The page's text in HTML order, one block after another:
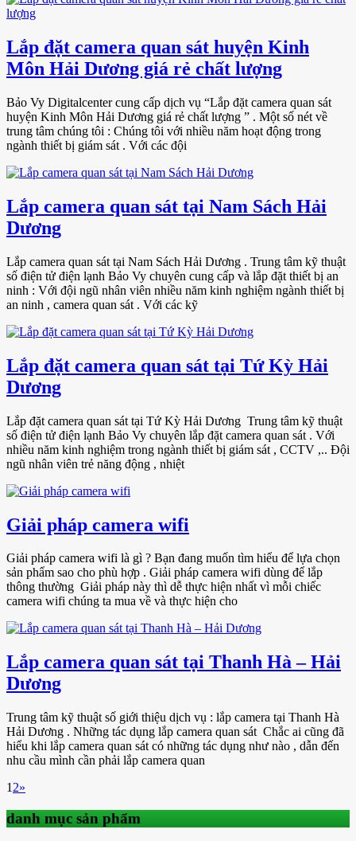
Lắp đặt camera quan sát huyện Kinh
Môn Hải Dương giá rẻ chất lượng
Bảo Vy Digitalcenter cung cấp dịch vụ “Lắp đặt camera quan sát
huyện Kinh Môn Hải Dương giá rẻ chất lượng ” . Một số nét về
trung tâm chúng tôi : Chúng tôi với nhiều năm hoạt động trong
ngành thiết bị giám sát . Với các đội
Lắp camera quan sát tại Nam Sách Hải
Dương
Lắp camera quan sát tại Nam Sách Hải Dương . Trung tâm kỹ thuật
số điện tử điện lạnh Bảo Vy chuyên cung cấp và lắp đặt thiết bị an
ninh : Với đội ngũ nhân viên nhiều năm kinh nghiệm ngành thiết bị
an ninh , camera quan sát . Với các kỹ
Lắp đặt camera quan sát tại Tứ Kỳ Hải
Dương
Lắp đặt camera quan sát tại Tứ Kỳ Hải Dương Trung tâm kỹ thuật
số điện tử điện lạnh Bảo Vy chuyên lắp đặt camera quan sát . Với
nhiều năm kinh nghiệm trong ngành thiết bị giám sát , CCTV ,.. Đội
ngũ nhân viên trẻ năng động , nhiệt
Giải pháp camera wifi
Giải pháp camera wifi là gì ? Bạn đang muốn tìm hiểu để lựa chọn
sản phẩm sao cho phù hợp . Giải pháp camera wifi dùng để lắp
thông thường Giải pháp này thì dễ thực hiện nhất vì mỗi chiếc
camera wifi chúng ta mua về và thực hiện cho
Lắp camera quan sát tại Thanh Hà – Hải
Dương
Trung tâm kỹ thuật số giới thiệu dịch vụ : lắp camera tại Thanh Hà
Hải Dương . Những tác dụng lắp camera quan sát Chắc ai cũng đã
hiểu khi lắp camera quan sát có những tác dụng như nào , dẫn đến
nhu cầu mình cần phải lắp camera quan
1 2»
danh mục sản phẩm